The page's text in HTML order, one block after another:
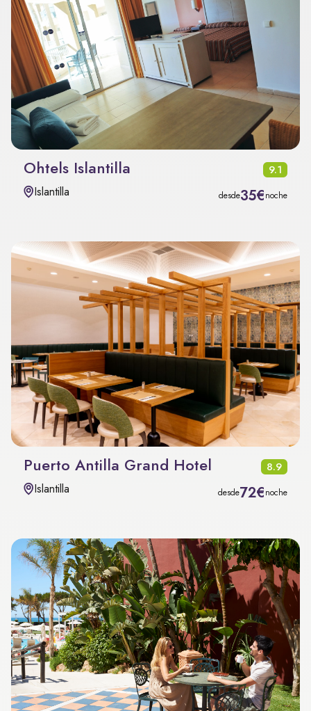
Ohtels Islantilla 9.1
Islantilla desde35€noche
Puerto Antilla Grand Hotel 8.9
Islantilla desde72€noche